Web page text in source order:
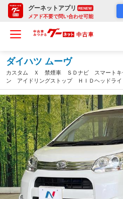
グーネットアプリ RENEW
メアド不要で問い合わせ可能
ダイハツ ムーヴ
カスタム Ｘ 禁煙車 ＳＤナビ スマートキ
ン アイドリングストップ ＨＩＤヘッドラ
アルミ ベンチシート バニティミラー 衝突
県）